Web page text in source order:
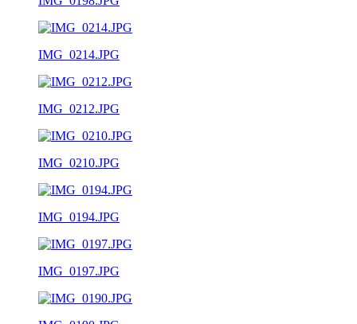
IMG_0214.JPG
IMG_0212.JPG
IMG_0210.JPG
IMG_0194.JPG
IMG_0197.JPG